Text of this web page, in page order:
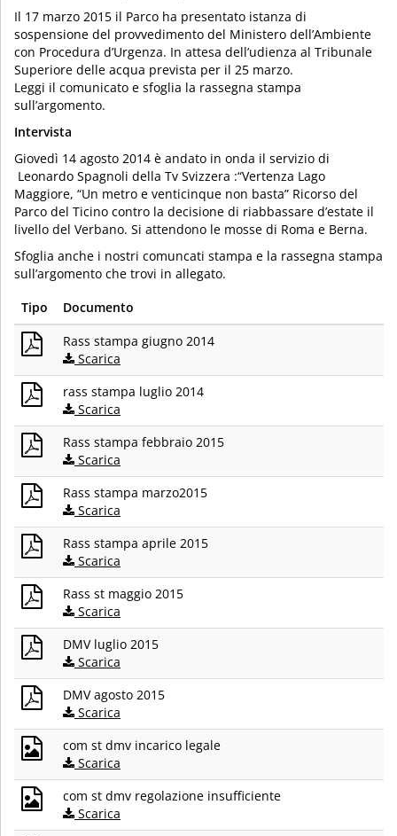
Il 17 marzo 2015 il Parco ha presentato istanza di
sospensione del provvedimento del Ministero dell’Ambiente
con Procedura d’Urgenza. In attesa dell’udienza al Tribunale
Superiore delle acqua prevista per il 25 marzo.
Leggi il comunicato e sfoglia la rassegna stampa
sull’argomento.
Intervista
Giovedì 14 agosto 2014 è andato in onda il servizio di
Leonardo Spagnoli della Tv Svizzera :“Vertenza Lago
Maggiore, “Un metro e venticinque non basta” Ricorso del
Parco del Ticino contro la decisione di riabbassare d’estate il
livello del Verbano. Si attendono le mosse di Roma e Berna.
Sfoglia anche i nostri comuncati stampa e la rassegna stampa
sull’argomento che trovi in allegato.
Tipo
Documento
Rass stampa giugno 2014
Scarica
rass stampa luglio 2014
Scarica
Rass stampa febbraio 2015
Scarica
Rass stampa marzo2015
Scarica
Rass stampa aprile 2015
Scarica
Rass st maggio 2015
Scarica
DMV luglio 2015
Scarica
DMV agosto 2015
Scarica
com st dmv incarico legale
Scarica
com st dmv regolazione insufficiente
Scarica